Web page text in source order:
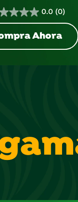
0.0 (0)
Ahora